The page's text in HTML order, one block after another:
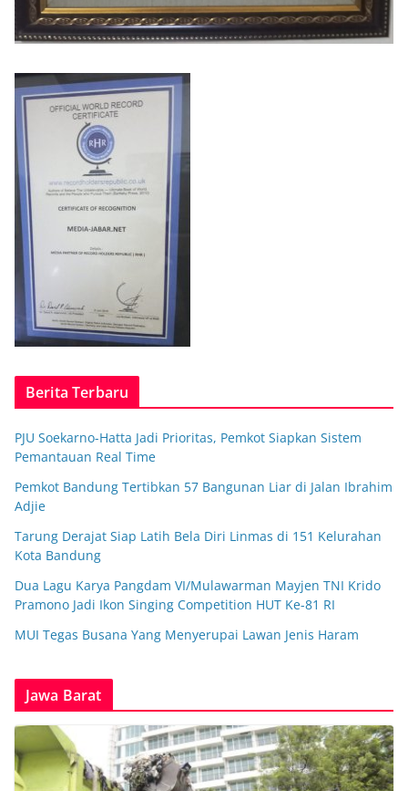
Berita Terbaru
PJU Soekarno-Hatta Jadi Prioritas, Pemkot Siapkan Sistem
Pemantauan Real Time
Pemkot Bandung Tertibkan 57 Bangunan Liar di Jalan Ibrahim
Adjie
Tarung Derajat Siap Latih Bela Diri Linmas di 151 Kelurahan
Kota Bandung
Dua Lagu Karya Pangdam VI/Mulawarman Mayjen TNI Krido
Pramono Jadi Ikon Singing Competition HUT Ke-81 RI
MUI Tegas Busana Yang Menyerupai Lawan Jenis Haram
Jawa Barat